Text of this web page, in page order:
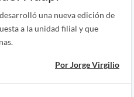
una nueva edición de
a la unidad filial y que
Por Jorge Virgilio